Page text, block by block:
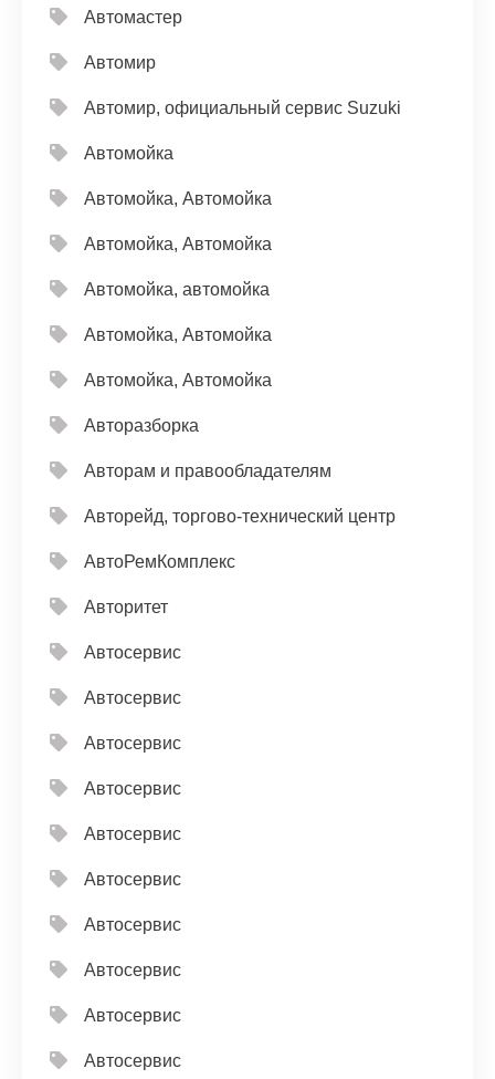
Автомастер
Автомир
Автомир, официальный сервис Suzuki
Автомойка
Автомойка, Автомойка
Автомойка, Автомойка
Автомойка, автомойка
Автомойка, Автомойка
Автомойка, Автомойка
Авторазборка
Авторам и правообладателям
Авторейд, торгово-технический центр
АвтоРемКомплекс
Авторитет
Автосервис
Автосервис
Автосервис
Автосервис
Автосервис
Автосервис
Автосервис
Автосервис
Автосервис
Автосервис